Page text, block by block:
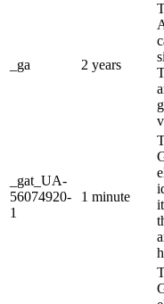
_ga 2 years
_gat_UA-
56074920-
1
1 minute